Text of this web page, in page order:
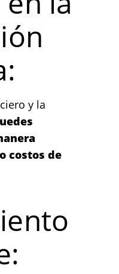
y la
costos de